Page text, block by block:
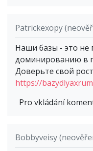
Patrickexopy
Наши базы - это не
доминированию в
Доверьте свой
https://
Pro vkládání
Bobbyveisy